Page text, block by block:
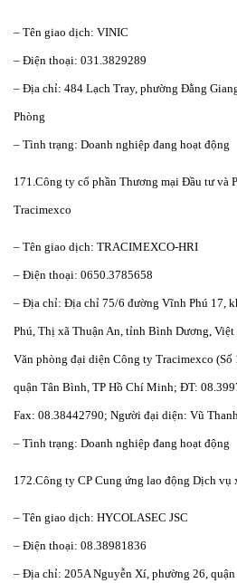
– Tên giao dịch: VINIC
– Điện thoại: 031.3829289
– Địa chỉ: 484 Lạch Tray, phường Đằng
Phòng
– Tình trạng: Doanh nghiệp đang hoạt động
171.Công ty cổ phần Thương mại Đầu tư và
Tracimexco
– Tên giao dịch: TRACIMEXCO-HRI
– Điện thoại: 0650.3785658
– Địa chỉ: Địa chỉ 75/6 đường Vĩnh Phú 17,
Phú, Thị xã Thuận An, tỉnh Bình Dương,
Văn phòng đại diện Công ty Tracimexco
quận Tân Bình, TP Hồ Chí Minh; ĐT:
Fax: 08.38442790; Người đại diện: Vũ
– Tình trạng: Doanh nghiệp đang hoạt động
172.Công ty CP Cung ứng lao động Dịch
– Tên giao dịch: HYCOLASEC JSC
– Điện thoại: 08.38981836
– Địa chỉ: 205A Nguyễn Xí, phường 26,